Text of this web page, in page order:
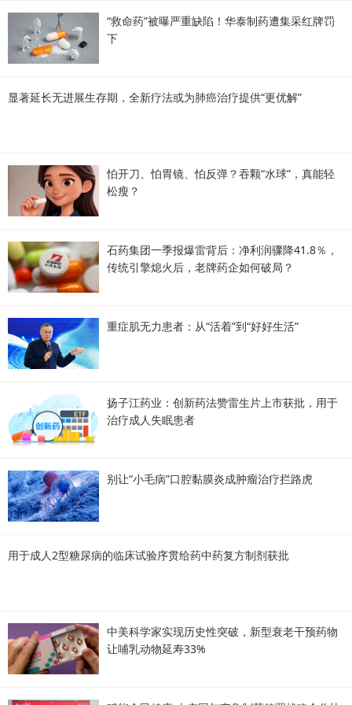
“救命药”被曝严重缺陷！华泰制药遭集采红牌罚
下
显著延长无进展生存期，全新疗法或为肺癌治疗提供“更优解”
怕开刀、怕胃镜、怕反弹？吞颗“水球”，真能轻
松瘦？
石药集团一季报爆雷背后：净利润骤降41.8％，
传统引擎熄火后，老牌药企如何破局？
重症肌无力患者：从“活着”到“好好生活”
扬子江药业：创新药法赞雷生片上市获批，用于
治疗成人失眠患者
别让“小毛病”口腔黏膜炎成肿瘤治疗拦路虎
用于成人2型糖尿病的临床试验序贯给药中药复方制剂获批
中美科学家实现历史性突破，新型衰老干预药物
让哺乳动物延寿33%